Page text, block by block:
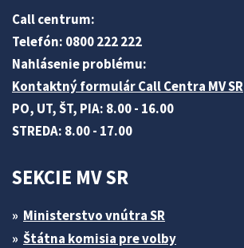
Call centrum:
Telefón: 0800 222 222
Nahlásenie problému:
Kontaktný formulár Call Centra MV SR
PO, UT, ŠT, PIA: 8.00 - 16.00
STREDA: 8.00 - 17.00
SEKCIE MV SR
Ministerstvo vnútra SR
Štátna komisia pre volby